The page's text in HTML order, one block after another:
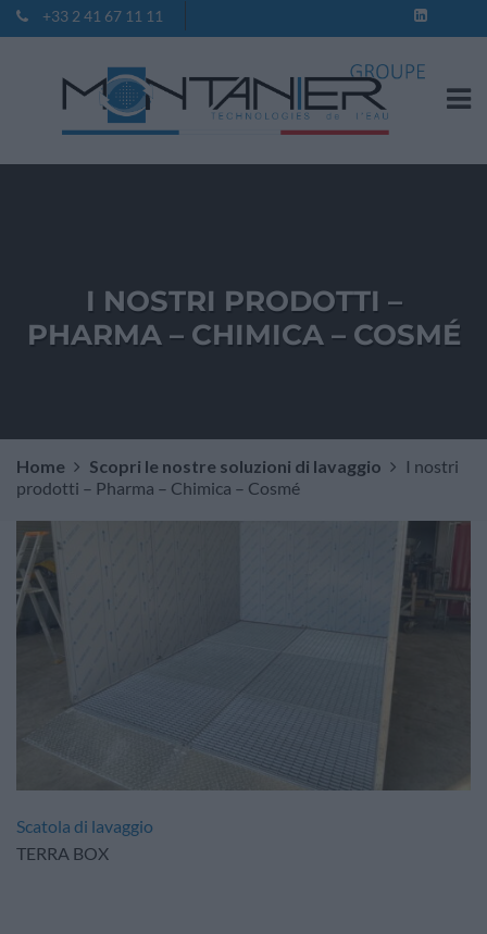
+33 2 41 67 11 11
I NOSTRI PRODOTTI –
PHARMA – CHIMICA – COSMÉ
Home Scopri le nostre soluzioni di lavaggio
I nostri
prodotti – Pharma – Chimica – Cosmé
Scatola di lavaggio
TERRA BOX